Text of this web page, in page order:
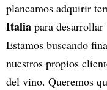
planeamos adquirir
Italia para
Estamos buscando
nuestros propios
del vino. Queremos